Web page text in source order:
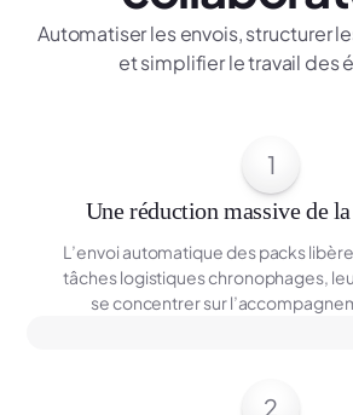
Automatiser les envois, structurer
et simplifier le travail des
1
Une réduction massive de
L’envoi automatique des packs
tâches logistiques chronophages,
se concentrer sur
2